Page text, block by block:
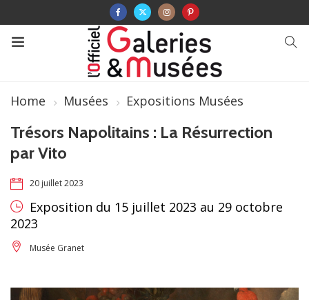
Home Musées Expositions Musées
Trésors Napolitains : La Résurrection
par Vito
20 juillet 2023
Exposition du 15 juillet 2023 au 29 octobre
2023
Musée Granet